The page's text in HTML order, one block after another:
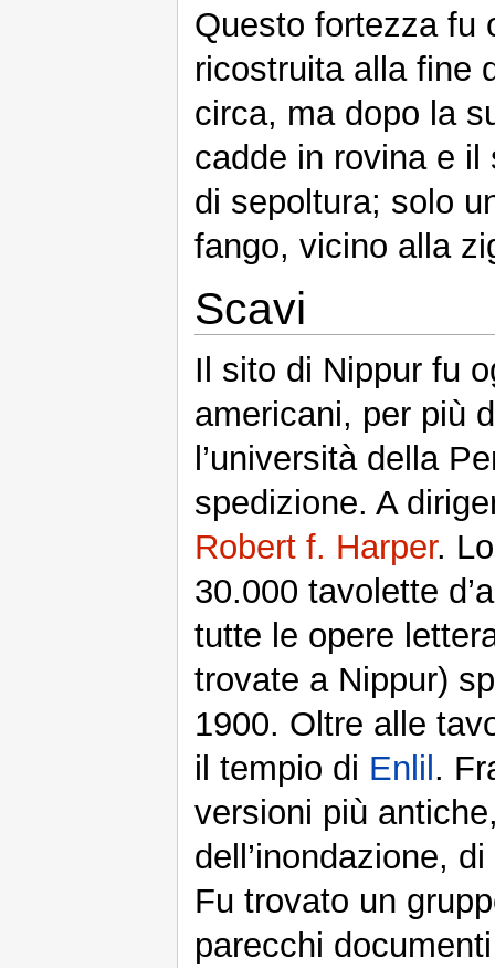
Questo fortezza fu
ricostruita alla fine
circa, ma dopo la
cadde in rovina e
di sepoltura; solo
fango, vicino alla
Scavi
Il sito di Nippur fu
americani, per più
l’università della
spedizione. A
Robert f. Harper.
30.000 tavolette
tutte le opere
trovate a Nippur)
1900. Oltre alle
il tempio di Enlil .
versioni più
dell’inondazione, di
Fu trovato un
parecchi